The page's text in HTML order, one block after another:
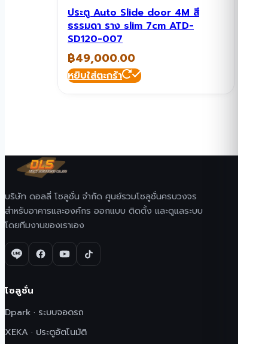
ประตู Auto Slide door 4M สี
ธรรมดา ราง slim 7cm ATD-
SD120-007
฿49,000.00
หยิบใส่ตะกร้า
บริษัท ดอลลี่ โซลูชั่น จำกัด ศูนย์รวมโซลูชั่นครบวงจร
สำหรับอาคารและองค์กร ออกแบบ ติดตั้ง และดูแลระบบ
โดยทีมงานของเราเอง
โซลูชั่น
Dpark · ระบบจอดรถ
XEKA · ประตูอัตโนมัติ